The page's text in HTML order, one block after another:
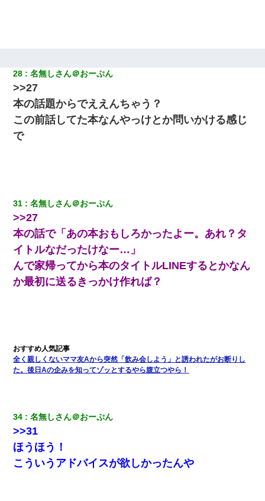
28 名無しさん＠おーぷん
>>27
本の話題からでええんちゃう？
この前話してた本なんやっけとか問いかける感じ
で
31 名無しさん＠おーぷん
>>27
本の話で「あの本おもしろかったよー。あれ？タ
イトルなだったけなー…」
んで家帰ってから本のタイトルLINEするとかなん
か最初に送るきっかけ作れば？
全く親しくないママ友Aから突然「飲み会しよう」と誘われたがお断りし
た。後日Aの企みを知ってゾッとするやら腹立つやら！
34 名無しさん＠おーぷん
>>31
ほうほう！
こういうアドバイスが欲しかったんや